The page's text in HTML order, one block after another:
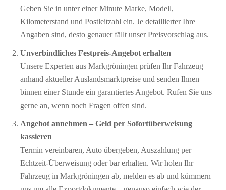
Geben Sie in unter einer Minute Marke, Modell,
Kilometerstand und Postleitzahl ein. Je detaillierter Ihre
Angaben sind, desto genauer fällt unser Preisvorschlag aus.
Unverbindliches Festpreis-Angebot erhalten
Unsere Experten aus Markgröningen prüfen Ihr Fahrzeug
anhand aktueller Auslandsmarktpreise und senden Ihnen
binnen einer Stunde ein garantiertes Angebot. Rufen Sie uns
gerne an, wenn noch Fragen offen sind.
Angebot annehmen – Geld per Sofort­überweisung
kassieren
Termin vereinbaren, Auto übergeben, Auszahlung per
Echtzeit-Überweisung oder bar erhalten. Wir holen Ihr
Fahrzeug in Markgröningen ab, melden es ab und kümmern